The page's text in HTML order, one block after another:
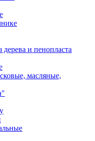
и пенопласта
масляные,